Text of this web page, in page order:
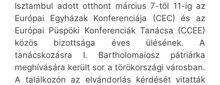
Isztambul adott otthont március 7-től 11-ig az
Európai Egyházak Konferenciája (CEC) és az
Európai Püspöki Konferenciák Tanácsa (CCEE)
közös bizottsága éves ülésének. A
tanácskozásra I. Bartholomaiosz pátriárka
meghívására került sor a törökországi városban.
A találkozón az elvándorlás kérdését vitatták